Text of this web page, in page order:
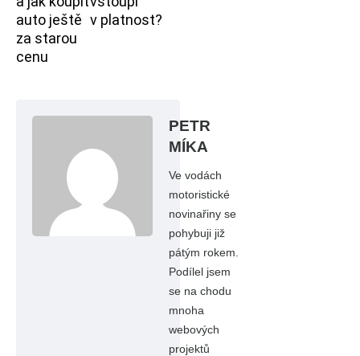
auto ještě
za starou
cenu
v platnost?
PETR
MÍKA
Ve vodách
motoristické
novinařiny se
pohybuji již
pátým rokem.
Podílel jsem
se na chodu
mnoha
webových
projektů